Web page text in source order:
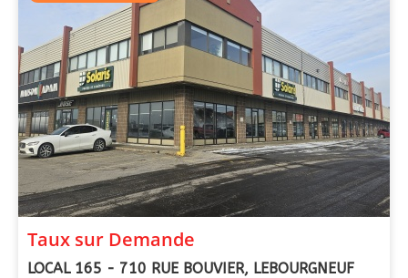
Les Immeubles Dupont
Taux sur Demande
LOCAL 165 - 710 RUE BOUVIER, LEBOURGNEUF